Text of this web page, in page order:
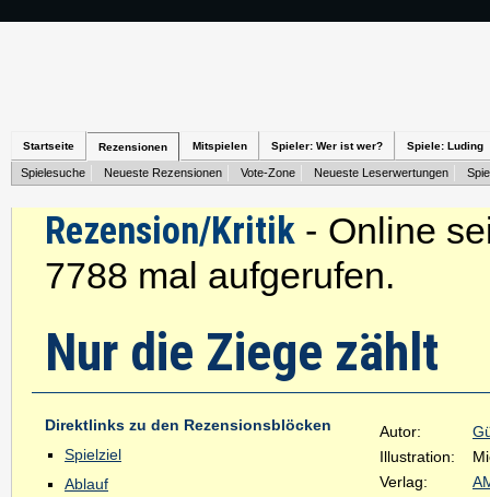
Startseite Rezensionen Mitspielen Spieler: Wer ist wer? Spiele: Luding
Spielesuche Neueste Rezensionen Vote-Zone Neueste Leserwertungen
Rezension/Kritik - Online
7788 mal aufgerufen.
Nur die Ziege zählt
Direktlinks zu den Rezensionsblöcken
Spielziel
Ablauf
Autor:
Illustration:
Verlag: